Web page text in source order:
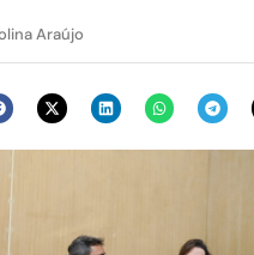
Araújo